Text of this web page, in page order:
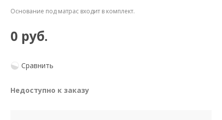
Основание под матрас входит в комплект.
0 руб.
Сравнить
Недоступно к заказу